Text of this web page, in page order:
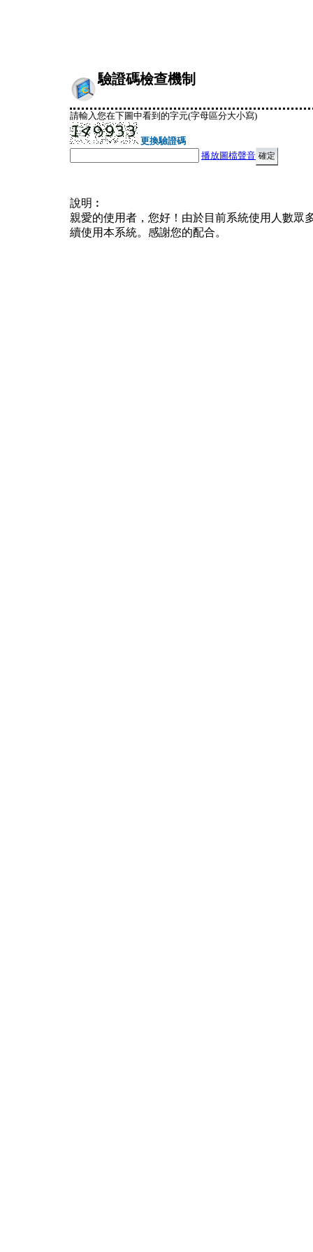
驗證碼檢查機制
請輸入您在下圖中看到的字元(字母區分大小寫)
更換驗證碼
播放圖檔聲音
說明︰
親愛的使用者，您好！由於目前系統使用人數眾
續使用本系統。感謝您的配合。